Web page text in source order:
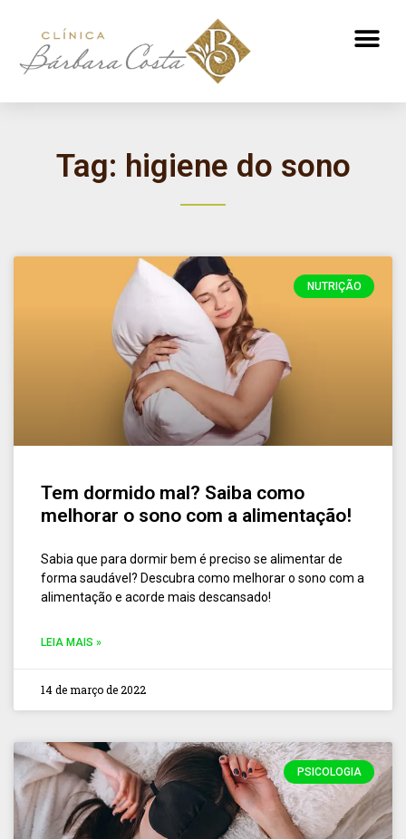
Tag: higiene do sono
NUTRIÇÃO
Tem dormido mal? Saiba como
melhorar o sono com a alimentação!
Sabia que para dormir bem é preciso se alimentar de
forma saudável? Descubra como melhorar o sono com a
alimentação e acorde mais descansado!
LEIA MAIS »
14 de março de 2022
PSICOLOGIA